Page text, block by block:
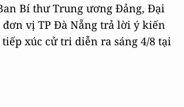
Bí thư Trung ương Đảng, Đại
đơn vị TP Đà Nẵng trả lời ý kiến
xúc cử tri diễn ra sáng 4/8 tại